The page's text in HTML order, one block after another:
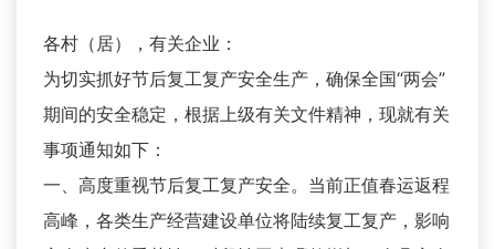
各村（居），有关企业：
为切实抓好节后复工复产安全生产，确保全国“两会”
期间的安全稳定，根据上级有关文件精神，现就有关
事项通知如下：
一、高度重视节后复工复产安全。当前正值春运返程
高峰，各类生产经营建设单位将陆续复工复产，影响